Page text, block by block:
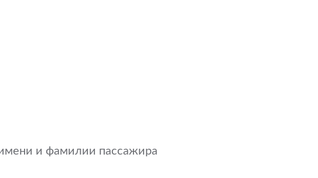
имени и фамилии пассажира